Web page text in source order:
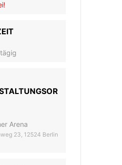
Arena
23, 12524 Berlin